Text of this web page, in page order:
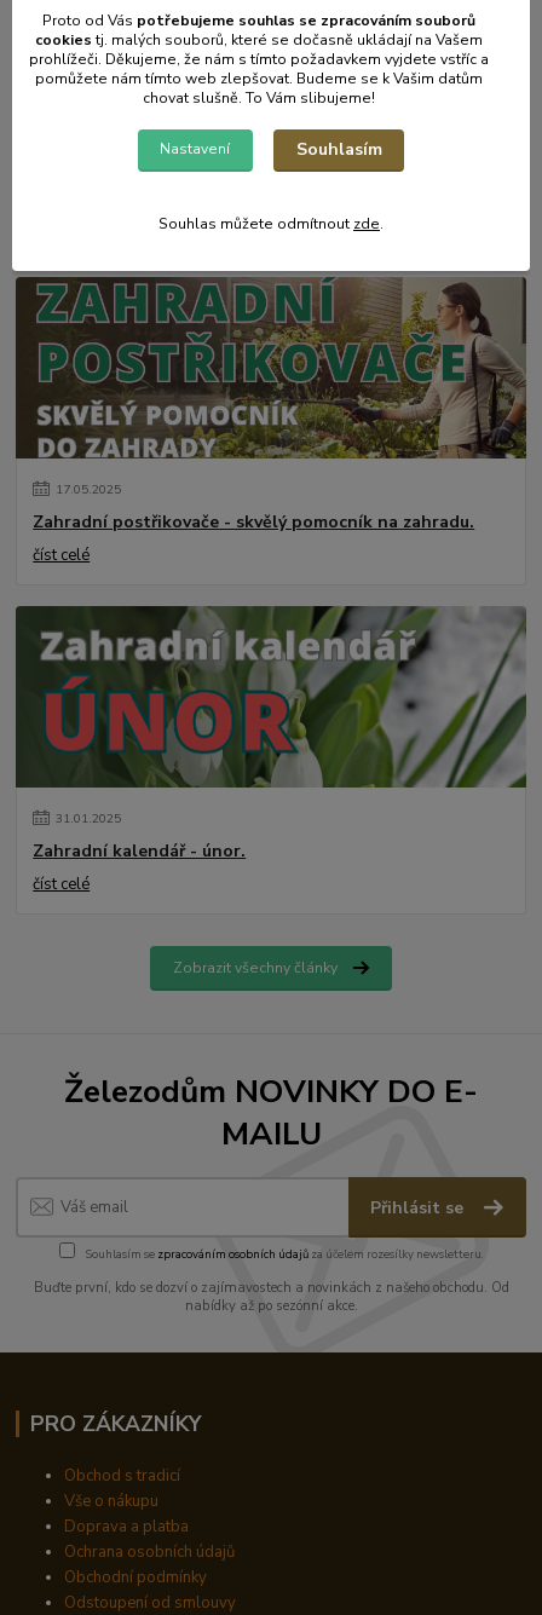
17.05.2025
Zahradní postřikovače - skvělý pomocník na zahradu.
číst celé
31.01.2025
Zahradní kalendář - únor.
číst celé
Zobrazit všechny články
Železodům NOVINKY DO E-
MAILU
Přihlásit se
Souhlasím se zpracováním osobních údajůza účelem rozesílky newsletteru.
Buďte první, kdo se dozví o zajímavostech a novinkách z našeho obchodu. Od
nabídky až po sezónní akce.
PRO ZÁKAZNÍKY
Obchod s tradicí
Vše o nákupu
Doprava a platba
Ochrana osobních údajů
Obchodní podmínky
Odstoupení od smlouvy
Proto od Vás potřebujeme souhlas se zpracováním souborů
cookiestj. malých souborů, které se dočasně ukládají na Vašem
prohlížeči. Děkujeme, že nám s tímto požadavkem vyjdete vstříc a
pomůžete nám tímto web zlepšovat. Budeme se k Vašim datům
chovat slušně. To Vám slibujeme!
Nastavení Souhlasím
Souhlas můžete odmítnout zde.